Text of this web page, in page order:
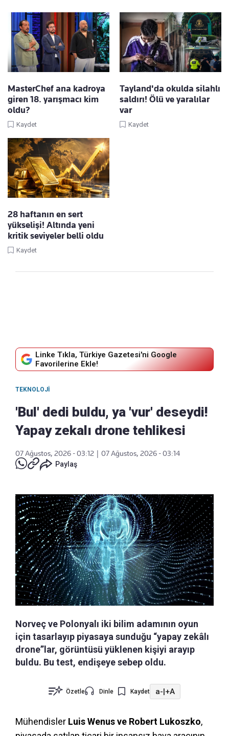
MasterChef ana kadroya
giren 18. yarışmacı kim
oldu?
Kaydet
Tayland'da okulda silahlı
saldırı! Ölü ve yaralılar
var
Kaydet
28 haftanın en sert
yükselişi! Altında yeni
kritik seviyeler belli oldu
Kaydet
Linke Tıkla, Türkiye Gazetesi'ni Google
Favorilerine Ekle!
TEKNOLOJI
'Bul' dedi buldu, ya 'vur' deseydi!
Yapay zekalı drone tehlikesi
07 Ağustos, 2026 - 03:12
07 Ağustos, 2026 - 03:14
Paylaş
Norveç ve Polonyalı iki bilim adamının oyun
için tasarlayıp piyasaya sunduğu “yapay zekâlı
drone”lar, görüntüsü yüklenen kişiyi arayıp
buldu. Bu test, endişeye sebep oldu.
Özetle Dinle Kaydet a-|+A
Mühendisler Luis Wenus ve Robert Lukoszko,